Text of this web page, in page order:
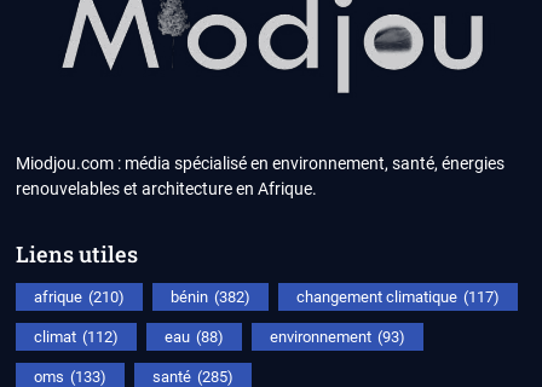
Miodjou.com : média spécialisé en environnement, santé, énergies
renouvelables et architecture en Afrique.
Liens utiles
afrique (210) bénin (382) changement climatique (117)
climat (112) eau (88) environnement (93)
oms (133) santé (285)